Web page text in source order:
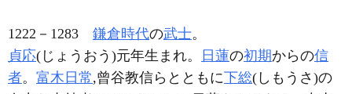
1222－1283 鎌倉時代の武士。
貞応(じょうおう)元年生まれ。 日蓮の初期からの信
者。 富木日常,曾谷教信らとともに下総(しもうさ)の